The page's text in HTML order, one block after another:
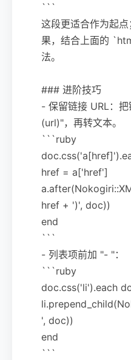
```
这段更适合作为起
果，结合上面的
法。
### 进阶技巧
- 保留链接 URL：
(url)"，再转文本。
```ruby
href = a['href']
href + ')', doc))
end
```
- 列表项前加 "- "：
```ruby
doc.css('li').each
', doc))
end
```